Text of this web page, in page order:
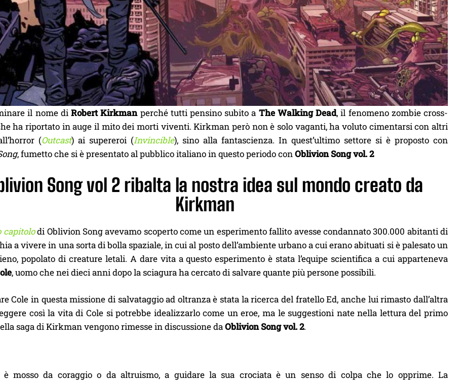
il nome diRobert Kirkmanperché tutti pensino subito a The Walking Dead, il fenomeno zombie cross-
ha riportato in auge il mito dei morti viventi. Kirkman però non è solo vaganti, ha voluto cimentarsi con altri
(Outcast) ai supereroi (Invincible), sino alla fantascienza. In quest’ultimo settore si è proposto con
, fumetto che si è presentato al pubblico italiano in questo periodo conOblivion Song vol. 2
Song vol 2 ribalta la nostra idea sul mondo creato da
Kirkman
capitolodi Oblivion Song avevamo scoperto come un esperimento fallito avesse condannato 300.000 abitanti di
a vivere in una sorta di bolla spaziale, in cui al posto dell’ambiente urbano a cui erano abituati si è palesato un
popolato di creature letali. A dare vita a questo esperimento è stata l’equipe scientifica a cui apparteneva
, uomo che nei dieci anni dopo la sciagura ha cercato di salvare quante più persone possibili.
Cole in questa missione di salvataggio ad oltranza è stata la ricerca del fratello Ed, anche lui rimasto dall’altra
così la vita di Cole si potrebbe idealizzarlo come un eroe, ma le suggestioni nate nella lettura del primo
saga di Kirkman vengono rimesse in discussione daOblivion Song vol. 2.
è mosso da coraggio o da altruismo, a guidare la sua crociata è un senso di colpa che lo opprime. La